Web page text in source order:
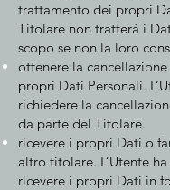
trattamento dei propri
Titolare non tratterà i
scopo se non la loro
ottenere la
propri Dati Personali.
richiedere la
da parte del Titolare.
ricevere i propri Dati o
altro titolare. L’Utente
ricevere i propri Dati in